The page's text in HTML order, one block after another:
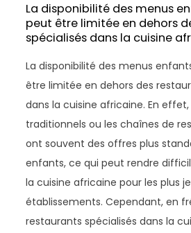
La disponibilité des menus
peut être limitée en dehors
spécialisés dans la cuisine
La disponibilité des menus
être limitée en dehors des
dans la cuisine africaine. En
traditionnels ou les chaînes de
ont souvent des offres plus
enfants, ce qui peut rendre
la cuisine africaine pour les plus
établissements. Cependant, en
restaurants spécialisés dans la